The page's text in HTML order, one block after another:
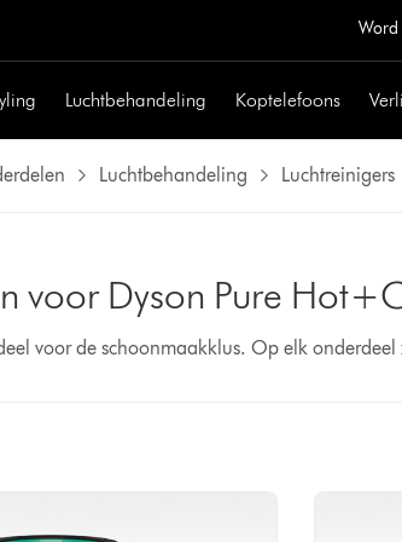
Word
Luchtbehandeling Koptelefoons
Luchtbehandeling Luchtreinigers
voor Dyson Pure
voor de schoonmaakklus. Op elk